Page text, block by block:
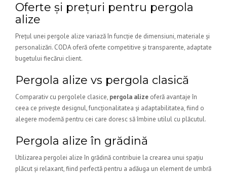
Oferte și prețuri pentru pergola
alize
Prețul unei pergole alize variază în funcție de dimensiuni, materiale și
personalizări. CODA oferă oferte competitive și transparente, adaptate
bugetului fiecărui client.
Pergola alize vs pergola clasică
Comparativ cu pergolele clasice, pergola alize oferă avantaje în
ceea ce privește designul, funcționalitatea și adaptabilitatea, fiind o
alegere modernă pentru cei care doresc să îmbine utilul cu plăcutul.
Pergola alize în grădină
Utilizarea pergolei alize în grădină contribuie la crearea unui spațiu
plăcut și relaxant, fiind perfectă pentru a adăuga un element de umbră